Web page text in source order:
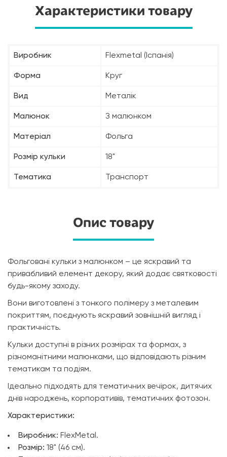
Характеристики товару
Виробник Flexmetal (Іспанія)
Форма Круг
Вид Металік
Малюнок З малюнком
Матеріал Фольга
Розмір кульки 18"
Тематика Транспорт
Опис товару
Фольговані кульки з малюнком – це яскравий та
привабливий елемент декору, який додає святковості
будь-якому заходу.
Вони виготовлені з тонкого полімеру з металевим
покриттям, поєднують яскравий зовнішній вигляд і
практичність.
Кульки доступні в різних розмірах та формах, з
різноманітними малюнками, що відповідають різним
тематикам та подіям.
Ідеально підходять для тематичних вечірок, дитячих
днів народжень, корпоративів, тематичних фотозон.
Характеристики:
Виробник: FlexMetal.
Розмір: 18" (46 см).